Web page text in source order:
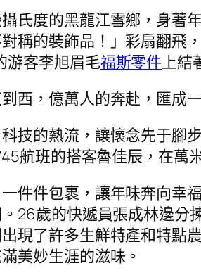
氏度的黑龍江雪鄉，身著
稱的裝飾品！」彩扇翻飛
游客李旭眉毛福斯零件上結
西，億萬人的奔赴，匯成
技的熱流，讓懷念先于腳
航班的搭客魯佳辰，在萬
件件包裹，讓年味奔向幸
26歲的快遞員張成林邊分
現了許多生鮮特產和特點
美妙生涯的滋味。